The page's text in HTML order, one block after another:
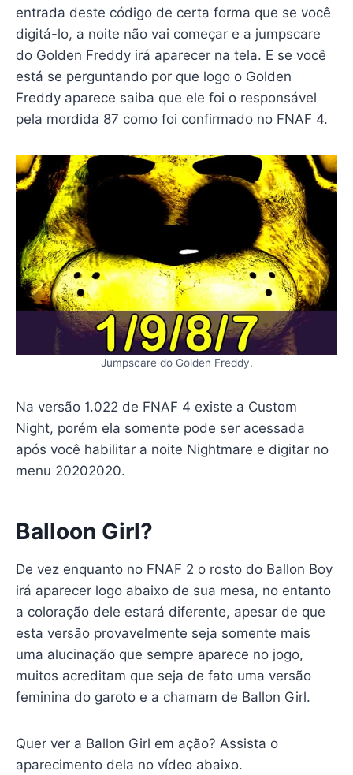
entrada deste código de certa forma que se você
digitá-lo, a noite não vai começar e a jumpscare
do Golden Freddy irá aparecer na tela. E se você
está se perguntando por que logo o Golden
Freddy aparece saiba que ele foi o responsável
pela mordida 87 como foi confirmado no FNAF 4.
Jumpscare do Golden Freddy.
Na versão 1.022 de FNAF 4 existe a Custom
Night, porém ela somente pode ser acessada
após você habilitar a noite Nightmare e digitar no
menu 20202020.
Balloon Girl?
De vez enquanto no FNAF 2 o rosto do Ballon Boy
irá aparecer logo abaixo de sua mesa, no entanto
a coloração dele estará diferente, apesar de que
esta versão provavelmente seja somente mais
uma alucinação que sempre aparece no jogo,
muitos acreditam que seja de fato uma versão
feminina do garoto e a chamam de Ballon Girl.
Quer ver a Ballon Girl em ação? Assista o
aparecimento dela no vídeo abaixo.